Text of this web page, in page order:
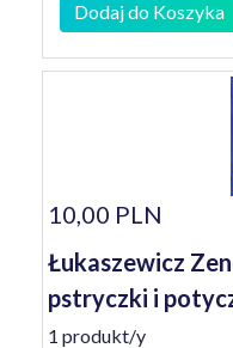
Dodaj do Koszyka
10,00 PLN
Łukaszewicz
pstryczki i
1 produkt/y